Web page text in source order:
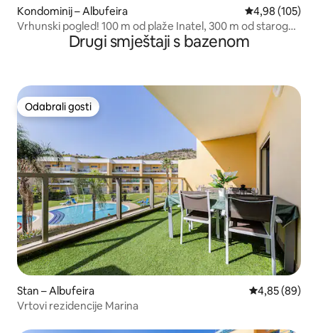
Kondominij – Albufeira Prosječna
4,98 (105)
Vrhunski pogled! 100 m od plaže Inatel, 300 m od starog
Drugi smještaji s bazenom
Odabrali gosti
Odabrali gosti
Stan – Albufeira Prosječna
4,85 (89)
Vrtovi rezidencije Marina